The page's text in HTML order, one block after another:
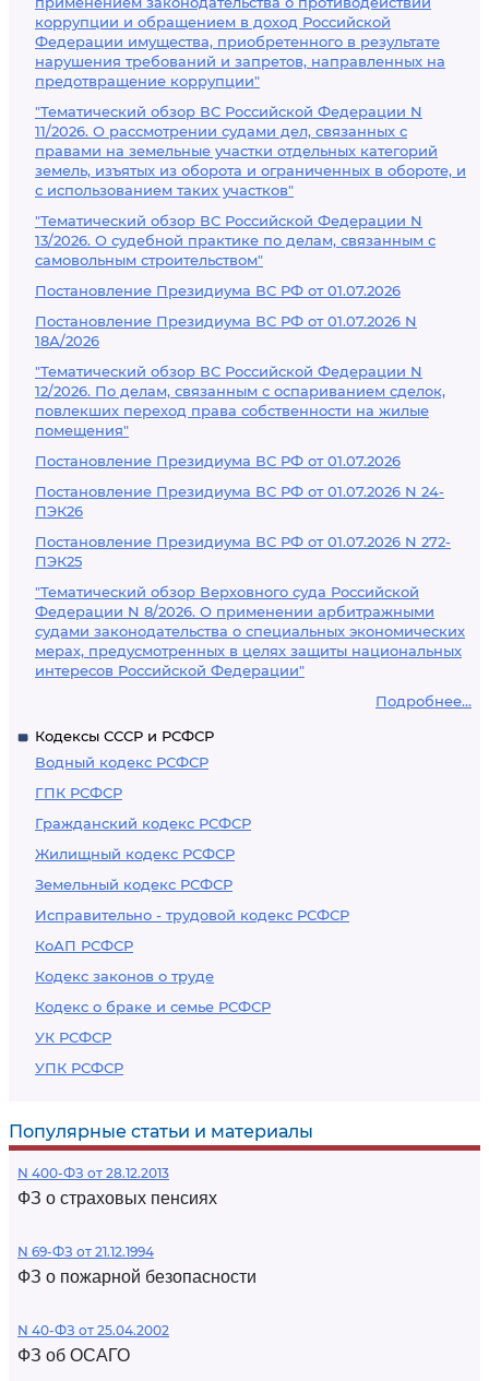
коррупции и обращением в доход Российской
Федерации имущества, приобретенного в результате
нарушения требований и запретов, направленных на
предотвращение коррупции"
"Тематический обзор ВС Российской Федерации N
11/2026. О рассмотрении судами дел, связанных с
правами на земельные участки отдельных категорий
земель, изъятых из оборота и ограниченных в обороте, и
с использованием таких участков"
"Тематический обзор ВС Российской Федерации N
13/2026. О судебной практике по делам, связанным с
самовольным строительством"
Постановление Президиума ВС РФ от 01.07.2026
Постановление Президиума ВС РФ от 01.07.2026 N
18А/2026
"Тематический обзор ВС Российской Федерации N
12/2026. По делам, связанным с оспариванием сделок,
повлекших переход права собственности на жилые
помещения"
Постановление Президиума ВС РФ от 01.07.2026
Постановление Президиума ВС РФ от 01.07.2026 N 24-
ПЭК26
Постановление Президиума ВС РФ от 01.07.2026 N 272-
ПЭК25
"Тематический обзор Верховного суда Российской
Федерации N 8/2026. О применении арбитражными
судами законодательства о специальных экономических
мерах, предусмотренных в целях защиты национальных
интересов Российской Федерации"
Подробнее...
Кодексы СССР и РСФСР
Водный кодекс РСФСР
ГПК РСФСР
Гражданский кодекс РСФСР
Жилищный кодекс РСФСР
Земельный кодекс РСФСР
Исправительно - трудовой кодекс РСФСР
КоАП РСФСР
Кодекс законов о труде
Кодекс о браке и семье РСФСР
УК РСФСР
УПК РСФСР
Популярные статьи и материалы
N 400-ФЗ от 28.12.2013
ФЗ о страховых пенсиях
N 69-ФЗ от 21.12.1994
ФЗ о пожарной безопасности
N 40-ФЗ от 25.04.2002
ФЗ об ОСАГО